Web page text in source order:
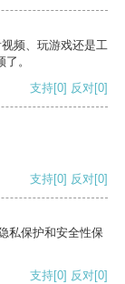
频、玩游戏还是工
。
支持[0] 反对[0]
支持[0] 反对[0]
私保护和安全性保
支持[0] 反对[0]